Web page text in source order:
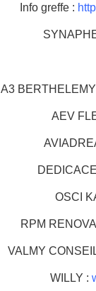
Info greffe :
A3
AEV
OSCI
RPM
VALMY
WILLY :